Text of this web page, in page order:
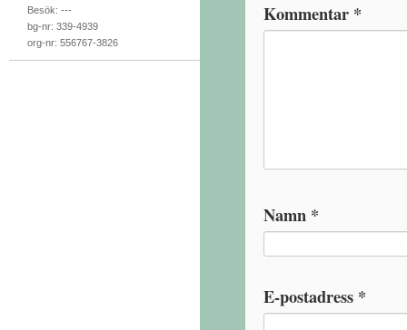
Besök: ---
bg-nr: 339-4939
org-nr: 556767-3826
Kommentar *
Namn *
E-postadress *